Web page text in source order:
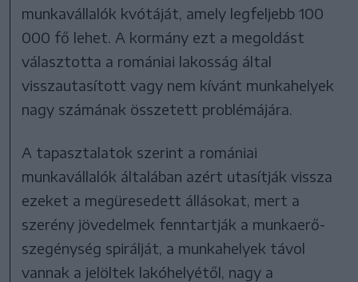
munkavállalók kvótáját, amely legfeljebb 100
000 fő lehet. A kormány ezt a megoldást
választotta a romániai lakosság által
visszautasított vagy nem kívánt munkahelyek
nagy számának összetett problémájára.
A tapasztalatok szerint a romániai
munkavállalók általában azért utasítják vissza
ezeket a megüresedett állásokat, mert a
szerény jövedelmek fenntartják a munkaerő-
szegénység spirálját, a munkahelyek távol
vannak a jelöltek lakóhelyétől, nagy a